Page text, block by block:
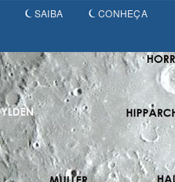
SAIBA
CONHEÇA